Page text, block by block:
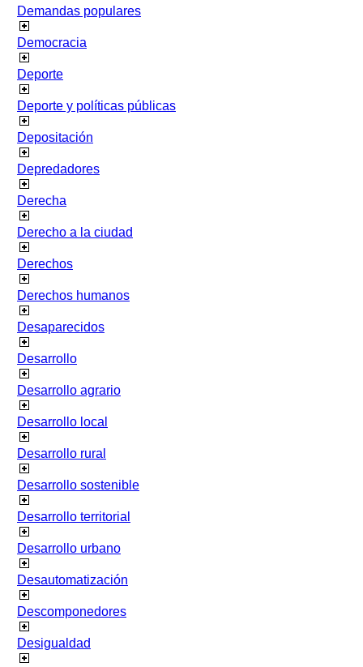
Demandas populares
Democracia
Deporte
Deporte y políticas públicas
Depositación
Depredadores
Derecha
Derecho a la ciudad
Derechos
Derechos humanos
Desaparecidos
Desarrollo
Desarrollo agrario
Desarrollo local
Desarrollo rural
Desarrollo sostenible
Desarrollo territorial
Desarrollo urbano
Desautomatización
Descomponedores
Desigualdad